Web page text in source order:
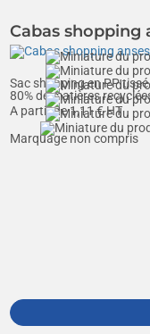
Cabas shopping
Sac shopping en PP
80% de matières
A partir de1,11€ HT
Marquage non compris